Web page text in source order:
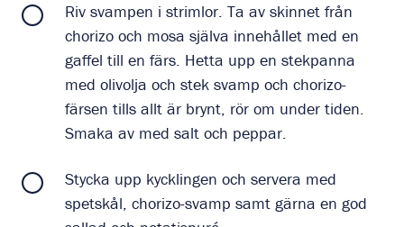
Riv svampen i strimlor. Ta av skinnet från
chorizo och mosa själva innehållet med en
gaffel till en färs. Hetta upp en stekpanna
med olivolja och stek svamp och chorizo-
färsen tills allt är brynt, rör om under tiden.
Smaka av med salt och peppar.
Stycka upp kycklingen och servera med
spetskål, chorizo-svamp samt gärna en god